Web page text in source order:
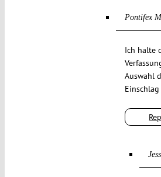
Pontifex
Ich halte
Auswahl